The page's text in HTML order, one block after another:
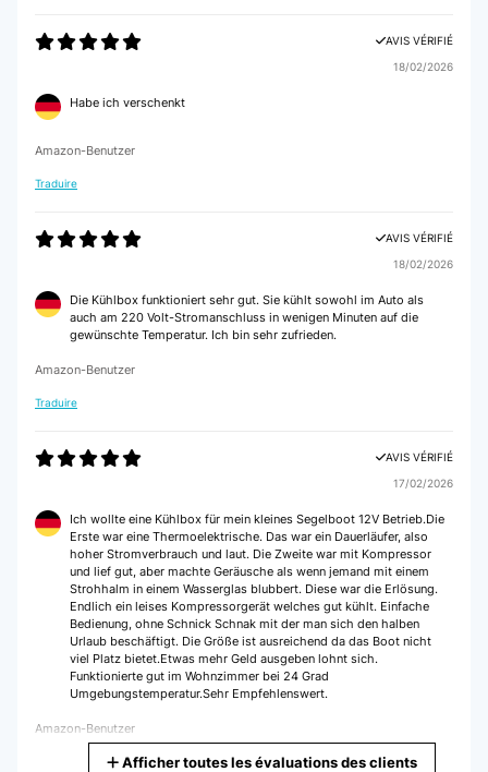
Tester d'abord sur la prise secteur en mode froid. En 1h, le thermomètre
indique 4°, c'est très bien. Même résultat sur la prise AllumeCigare. En
testé le mode chaud. Un peu bruyante (26db) , mais en voiture cela ne
s'entend pas.
Utilisateur d'Amazon
17/08/2021
Elle n'est pas trop encombrante et facilement transportable (21l) elle fait
double fonction (chaud ou froid), se branche sur l'allume cigare (ou sur
port usb mais je n'ai pas testé). Plastique de bonne qualité (idem pour la
poignée) Je ne l'ai pas vu noté dans la description du produit, mais il est
possible de mettre une séparation en plastique au milieu de la glacière
légèrement plus petit faut juste que j'en retrouve un, mais c'est un gros
Utilisateur d'Amazon
AVIS VÉRIFIÉ
18/02/2026
Habe ich verschenkt
Amazon-Benutzer
Traduire
AVIS VÉRIFIÉ
18/02/2026
Die Kühlbox funktioniert sehr gut. Sie kühlt sowohl im Auto als
auch am 220 Volt-Stromanschluss in wenigen Minuten auf die
gewünschte Temperatur. Ich bin sehr zufrieden.
Amazon-Benutzer
Traduire
AVIS VÉRIFIÉ
17/02/2026
Ich wollte eine Kühlbox für mein kleines Segelboot 12V Betrieb.Die
Erste war eine Thermoelektrische. Das war ein Dauerläufer, also
hoher Stromverbrauch und laut. Die Zweite war mit Kompressor
und lief gut, aber machte Geräusche als wenn jemand mit einem
Strohhalm in einem Wasserglas blubbert. Diese war die Erlösung.
Endlich ein leises Kompressorgerät welches gut kühlt. Einfache
Bedienung, ohne Schnick Schnak mit der man sich den halben
Urlaub beschäftigt. Die Größe ist ausreichend da das Boot nicht
viel Platz bietet.Etwas mehr Geld ausgeben lohnt sich.
Funktionierte gut im Wohnzimmer bei 24 Grad
Umgebungstemperatur.Sehr Empfehlenswert.
Amazon-Benutzer
Afficher toutes les évaluations des clients